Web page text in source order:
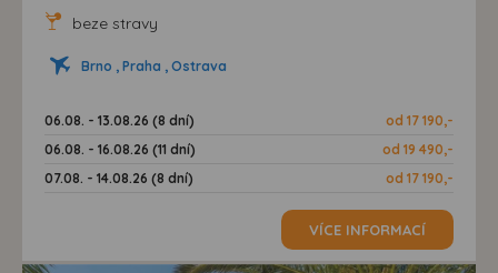
beze stravy
Brno , Praha , Ostrava
06.08. - 13.08.26 (8 dní)
od 17 190,-
06.08. - 16.08.26 (11 dní)
od 19 490,-
07.08. - 14.08.26 (8 dní)
od 17 190,-
VÍCE INFORMACÍ